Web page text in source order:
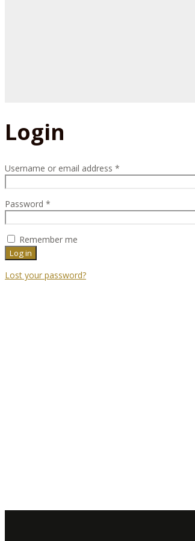
Login
Username or email address *
Password *
Remember me
Log in
Lost your password?